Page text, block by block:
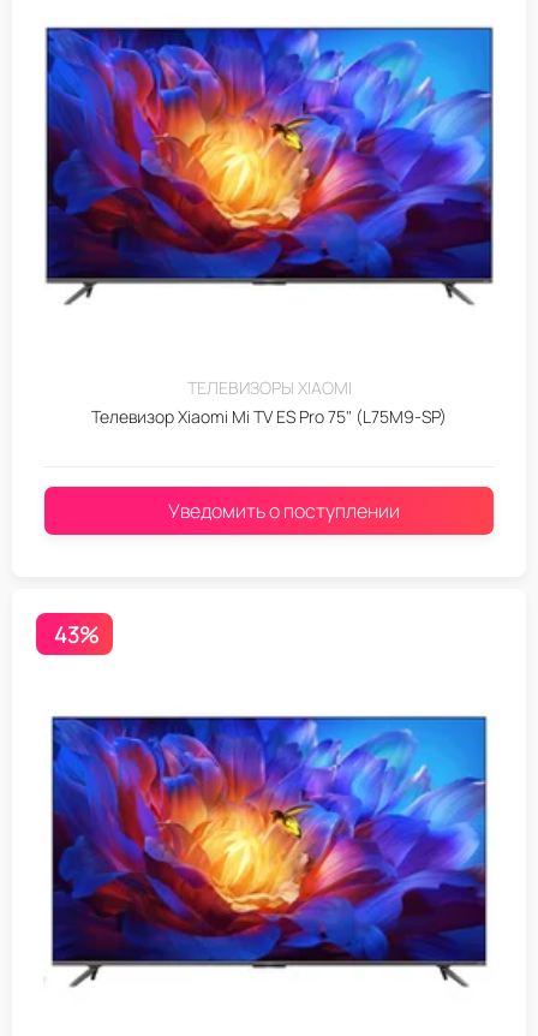
ТЕЛЕВИЗОРЫ XIAOMI
Телевизор Xiaomi Mi TV ES Pro 75" (L75M9-SP)
Уведомить о поступлении
43%